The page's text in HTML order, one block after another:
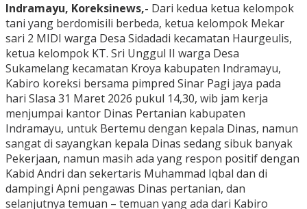
Indramayu, Koreksinews,- Dari kedua ketua kelompok
tani yang berdomisili berbeda, ketua kelompok Mekar
sari 2 MIDI warga Desa Sidadadi kecamatan Haurgeulis,
ketua kelompok KT. Sri Unggul II warga Desa
Sukamelang kecamatan Kroya kabupaten Indramayu,
Kabiro koreksi bersama pimpred Sinar Pagi jaya pada
hari Slasa 31 Maret 2026 pukul 14,30, wib jam kerja
menjumpai kantor Dinas Pertanian kabupaten
Indramayu, untuk Bertemu dengan kepala Dinas, namun
sangat di sayangkan kepala Dinas sedang sibuk banyak
Pekerjaan, namun masih ada yang respon positif dengan
Kabid Andri dan sekertaris Muhammad Iqbal dan di
dampingi Apni pengawas Dinas pertanian, dan
selanjutnya temuan – temuan yang ada dari Kabiro